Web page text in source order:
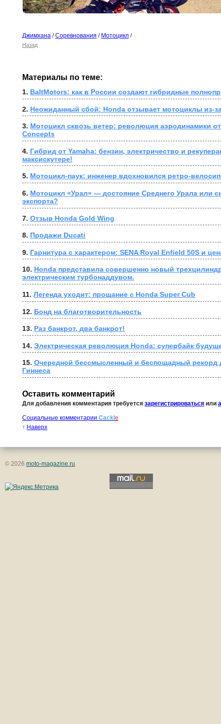
Джимхана /Соревнования / Мотоцикл /
Назад
Материалы по теме:
1. BaltMotors: как в России создают гибридные
2. Неожиданный сбой: Honda отзывает мотоциклы из-
3. Мотоцикл сквозь ветер: революция аэродинамики
Concepts
4. Гибрид от Yamaha: бензин, электричество и
максискутере!
5. Мотоцикл-паук: инженер вдохновился ретро-
6. Мотоцикл «Урал» — достояние Среднего Урала или
экспорта?
7. Отзыв Honda Gold Wing
8. Продажи Ducati
9. Гарнитура с характером: SENA Royal Enfield 50S и
10. Honda представила совершенно новый
электрическим турбонаддувом.
11. Легенда уходит: прощание с Honda Super Cub
12. Бонд на благотворительность
13. Раз банкрот, два банкрот!
14. Электрическая революция Honda: супербайк
15. Очередной бессмысленный и беспощадный рекорд
Гиннеса
Оставить комментарий
Для добавления комментария требуется зарегистрироваться или
Социальные комментарии Cackl e
↑ Наверх
© 2026 moto-magazine.ru.